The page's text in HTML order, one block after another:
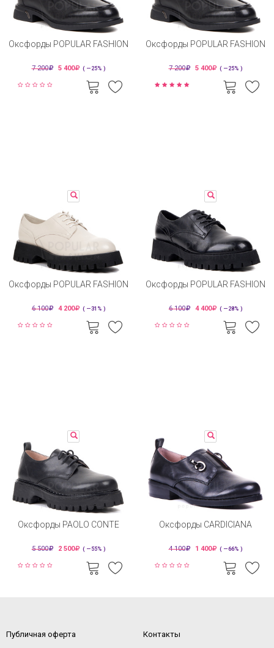
Оксфорды POPULAR FASHION
7 200 5 400 ( —25% )
Оксфорды POPULAR FASHION
7 200 5 400 ( —25% )
Оксфорды POPULAR FASHION
6 100 4 200 ( —31% )
Оксфорды POPULAR FASHION
6 100 4 400 ( —28% )
Оксфорды PAOLO CONTE
5 500 2 500 ( —55% )
Оксфорды CARDICIANA
4 100 1 400 ( —66% )
Публичная оферта Контакты